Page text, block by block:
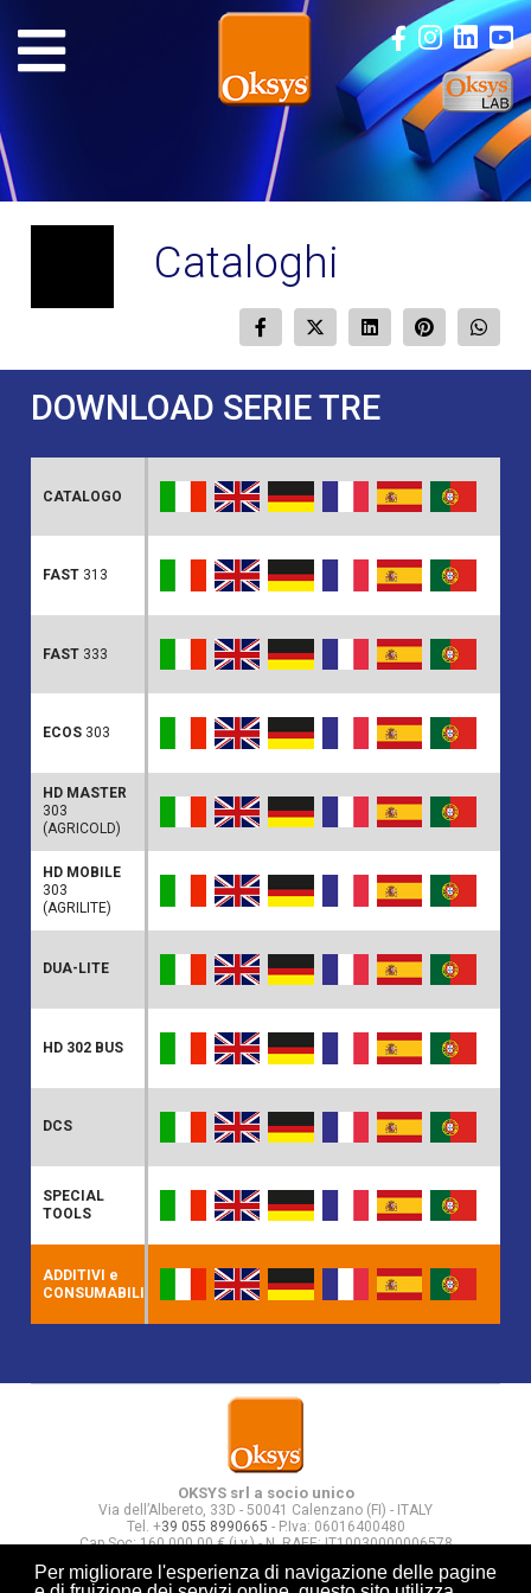
Per migliorare l'esperienza di navigazione delle pagine
Cataloghi
DOWNLOAD SERIE TRE
CATALOGO
FAST 313
FAST 333
ECOS 303
HD MASTER
303
(AGRICOLD)
HD MOBILE
303
(AGRILITE)
DUA-LITE
HD 302 BUS
DCS
SPECIAL
TOOLS
ADDITIVI e
CONSUMABILI
OKSYS srl a socio unico
Via dell’Albereto, 33D - 50041 Calenzano (FI) - ITALY
Tel. +39 055 8990665 - P.Iva: 06016400480
Cap Soc: 160.000,00 € (i.v.) -N. RAEE: IT10030000006578